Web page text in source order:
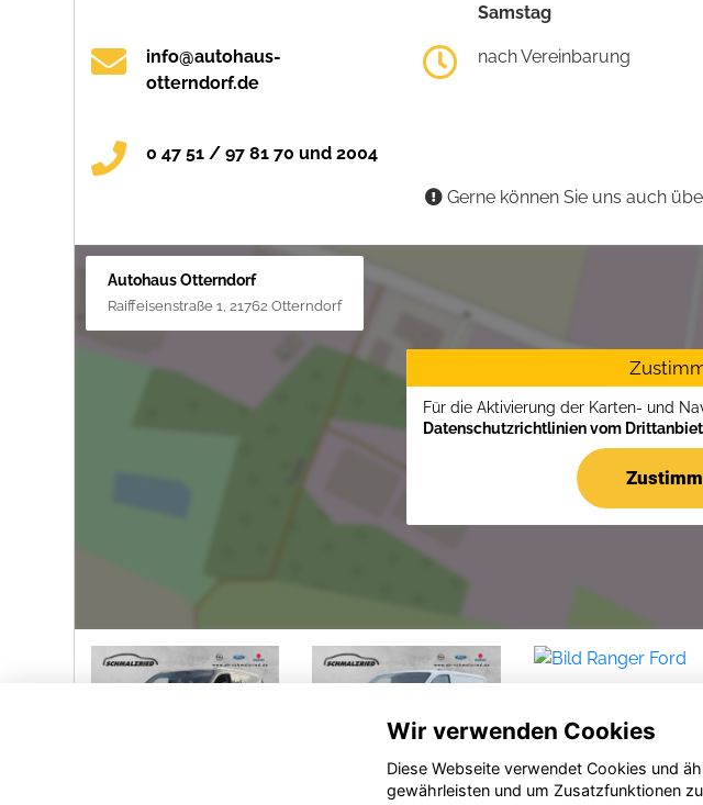
info@autohaus-
otterndorf.de
0 47 51 / 97 81 70 und 2004
Samstag
nach Vereinbarung
Gerne können Sie uns auch
Autohaus Otterndorf
Raiffeisenstraße 1, 21762 Otterndorf
Für die Aktivierung der Karten- und
Datenschutzrichtlinien vom
Wir verwenden Cookies
Diese Webseite verwendet Cookies und
gewährleisten und um Zusatzfunktionen